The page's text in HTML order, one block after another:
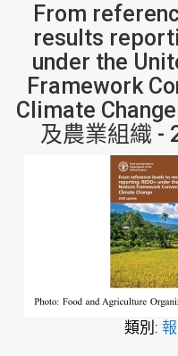
From
results
under the
Framework
Climate
及農業組織 -
類別: